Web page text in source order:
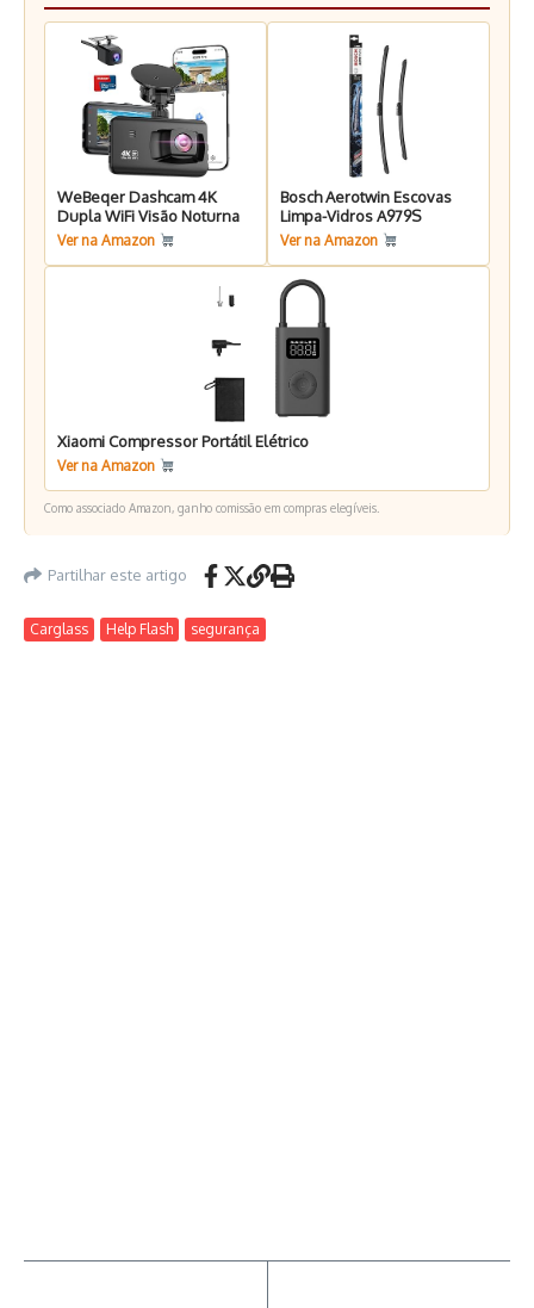
WeBeqer Dashcam 4K
Dupla WiFi Visão Noturna
Ver na Amazon
Bosch Aerotwin Escovas
Limpa-Vidros A979S
Ver na Amazon
Xiaomi Compressor Portátil Elétrico
Ver na Amazon
Como associado Amazon, ganho comissão em compras elegíveis.
Partilhar este artigo
Carglass Help Flash segurança